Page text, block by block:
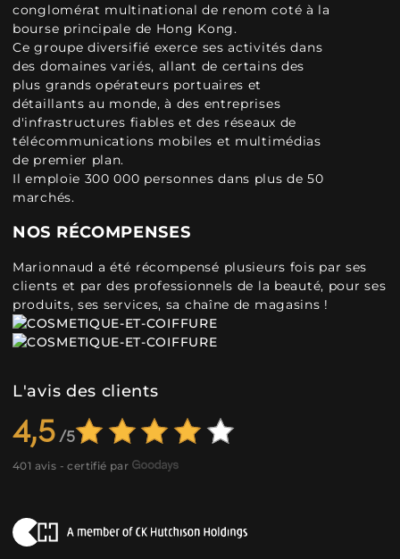
conglomérat multinational de renom coté à la
bourse principale de Hong Kong.
Ce groupe diversifié exerce ses activités dans
des domaines variés, allant de certains des
plus grands opérateurs portuaires et
détaillants au monde, à des entreprises
d'infrastructures fiables et des réseaux de
télécommunications mobiles et multimédias
de premier plan.
Il emploie 300 000 personnes dans plus de 50
marchés.
NOS RÉCOMPENSES
Marionnaud a été récompensé plusieurs fois par ses
clients et par des professionnels de la beauté, pour ses
produits, ses services, sa chaîne de magasins !
L'avis des clients
4,5
401 avis - certifié par